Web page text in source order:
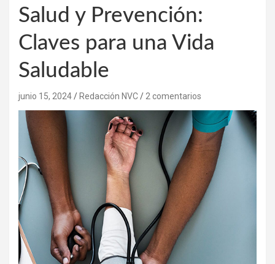
Salud y Prevención:
Claves para una Vida
Saludable
junio 15, 2024 Redacción NVC 2 comentarios